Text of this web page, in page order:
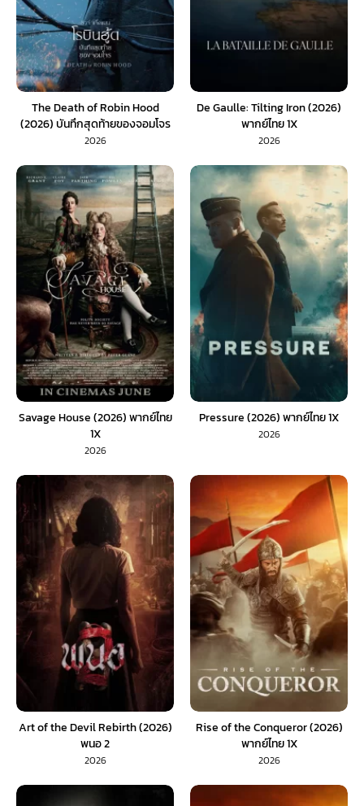
The Death of Robin Hood
(2026) บันทึกสุดท้ายของจอมโจร
(พากย์ไทย) 1X
2026
De Gaulle: Tilting Iron (2026)
พากย์ไทย 1X
2026
Savage House (2026) พากย์ไทย
1X
2026
Pressure (2026) พากย์ไทย 1X
2026
Art of the Devil Rebirth (2026)
พนอ 2
2026
Rise of the Conqueror (2026)
พากย์ไทย 1X
2026